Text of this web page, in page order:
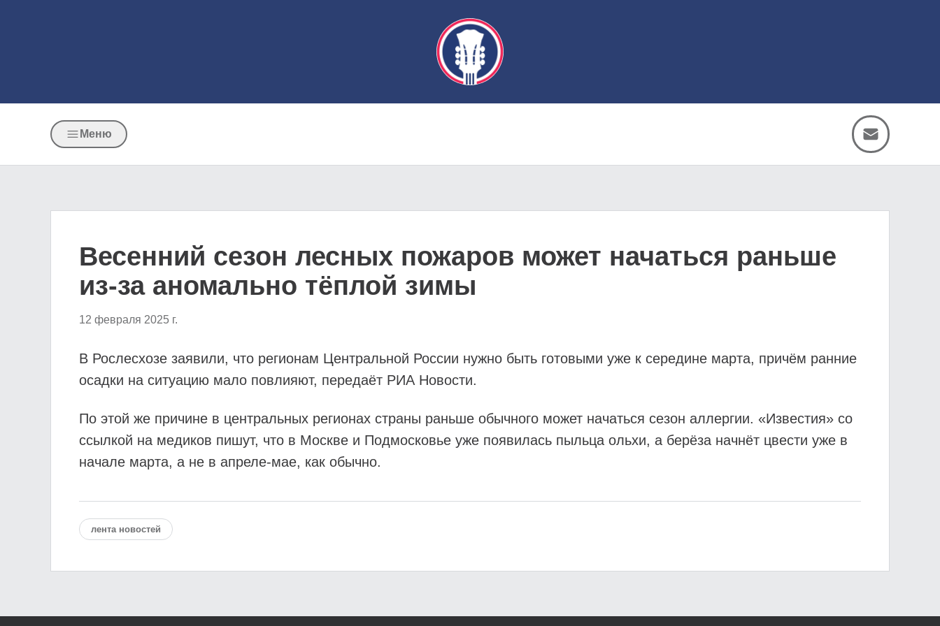
Меню
Весенний сезон лесных пожаров может начаться раньше
из-за аномально тёплой зимы
12 февраля 2025 г.
В Рослесхозе заявили, что регионам Центральной России нужно быть готовыми уже к середине марта, причём ранние
осадки на ситуацию мало повлияют, передаёт РИА Новости.
По этой же причине в центральных регионах страны раньше обычного может начаться сезон аллергии. «Известия» со
ссылкой на медиков пишут, что в Москве и Подмосковье уже появилась пыльца ольхи, а берёза начнёт цвести уже в
начале марта, а не в апреле-мае, как обычно.
лента новостей